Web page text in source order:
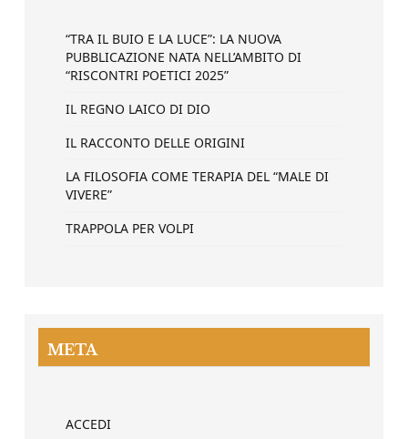
“TRA IL BUIO E LA LUCE”: LA NUOVA
PUBBLICAZIONE NATA NELL’AMBITO DI
“RISCONTRI POETICI 2025”
IL REGNO LAICO DI DIO
IL RACCONTO DELLE ORIGINI
LA FILOSOFIA COME TERAPIA DEL “MALE DI
VIVERE”
TRAPPOLA PER VOLPI
META
ACCEDI